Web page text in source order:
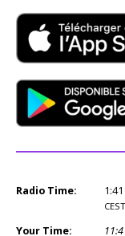
Radio Time: 1:41
Your Time: 11: